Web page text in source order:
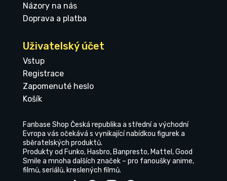
Názory na nás
Doprava a platba
Uživatelský účet
Vstup
Registrace
Zapomenuté heslo
Košík
Fanbase Shop Česká republika a střední a východní
Evropa vás očekává s vynikající nabídkou figurek a
sběratelských produktů.
Produkty od Funko, Hasbro, Banpresto, Mattel, Good
Smile a mnoha dalších značek – pro fanoušky anime,
filmů, seriálů, kreslených filmů.